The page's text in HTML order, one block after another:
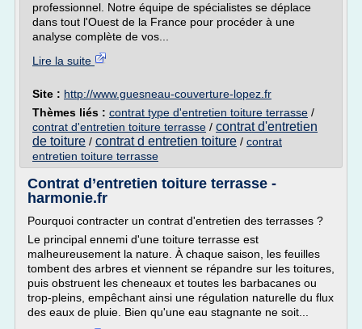
professionnel. Notre équipe de spécialistes se déplace
dans tout l'Ouest de la France pour procéder à une
analyse complète de vos...
Lire la suite
Site : http://www.guesneau-couverture-lopez.fr
Thèmes liés : contrat type d'entretien toiture terrasse /
contrat d'entretien toiture terrasse / contrat d'entretien
de toiture / contrat d entretien toiture / contrat
entretien toiture terrasse
Contrat d’entretien toiture terrasse -
harmonie.fr
Pourquoi contracter un contrat d'entretien des terrasses ?
Le principal ennemi d'une toiture terrasse est
malheureusement la nature. À chaque saison, les feuilles
tombent des arbres et viennent se répandre sur les toitures,
puis obstruent les cheneaux et toutes les barbacanes ou
trop-pleins, empêchant ainsi une régulation naturelle du flux
des eaux de pluie. Bien qu'une eau stagnante ne soit...